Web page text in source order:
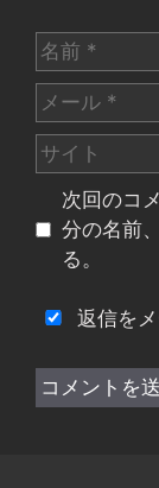
名
前
メ
ー
ル
サ
イ
次回のコ
分の名前
る。
返信を